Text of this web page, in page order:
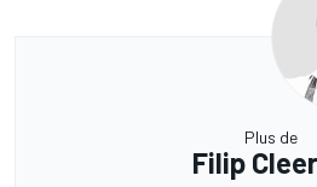
Plus de
Filip